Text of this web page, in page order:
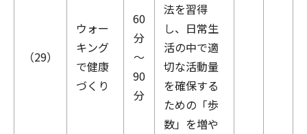
（29）
ウォー
キング
で健康
づくり
60
分
～
90
分
法を習得
し、日常生
活の中で適
切な活動量
を確保する
ための「歩
数」を増や